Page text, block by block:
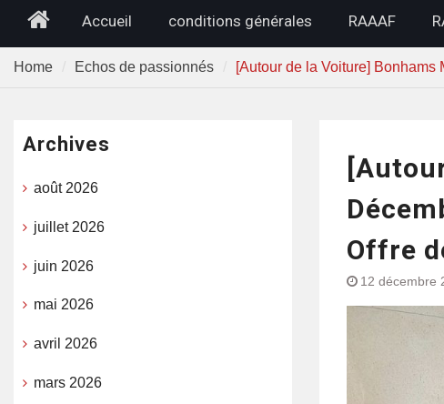
HomeAccueil conditions générales RAAAF
Home Echos de passionnés [Autour de la Voiture]
Offre
12 décembre
Archives
août 2026
juillet 2026
juin 2026
mai 2026
avril 2026
mars 2026